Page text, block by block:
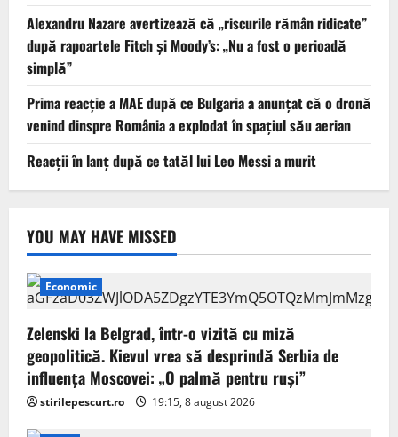
Alexandru Nazare avertizează că „riscurile rămân ridicate”
după rapoartele Fitch și Moody’s: „Nu a fost o perioadă
simplă”
Prima reacție a MAE după ce Bulgaria a anunţat că o dronă
venind dinspre România a explodat în spaţiul său aerian
Reacții în lanț după ce tatăl lui Leo Messi a murit
YOU MAY HAVE MISSED
Economic
Zelenski la Belgrad, într-o vizită cu miză
geopolitică. Kievul vrea să desprindă Serbia de
influența Moscovei: „O palmă pentru ruși”
stirilepescurt.ro 19:15, 8 august 2026